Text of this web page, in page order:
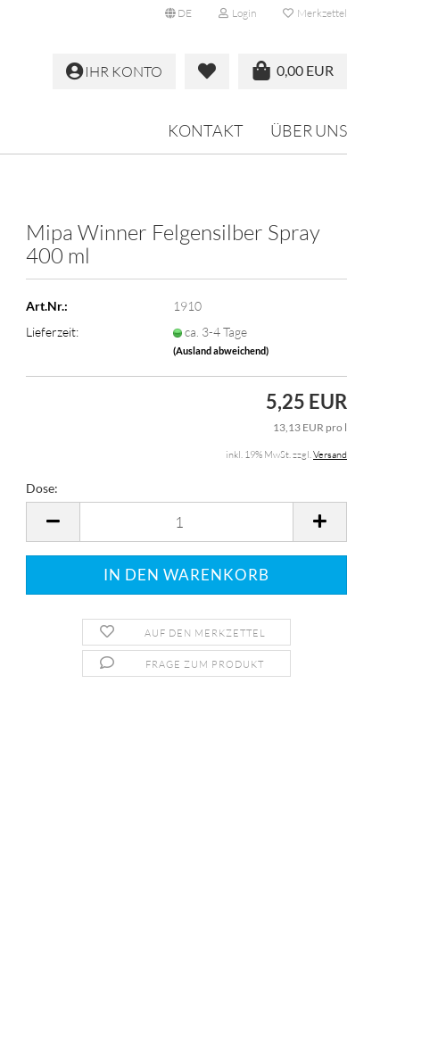
DE Login Merkzettel
0,00 EUR
IHR KONTO
KONTAKT ÜBER UNS
Mipa Winner Felgensilber Spray
400 ml
Art.Nr.:
1910
Lieferzeit:
ca. 3-4 Tage
(Ausland abweichend)
5,25 EUR
13,13 EUR pro l
inkl. 19% MwSt. zzgl.Versand
Dose:
Dose
AUF DEN MERKZETTEL
FRAGE ZUM PRODUKT